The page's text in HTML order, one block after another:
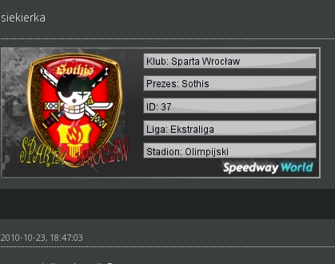
siekierka
2010-10-23, 18:47:03